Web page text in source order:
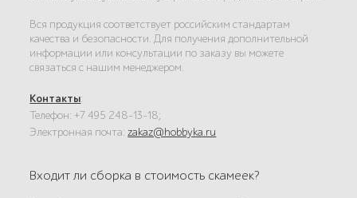
Вся продукция соответствует российским стандартам
качества и безопасности. Для получения дополнительной
информации или консультации по заказу вы можете
связаться с нашим менеджером.
Контакты:
Телефон: +7 495 248-13-18;
Электронная почта:zakaz@hobbyka.ru
Входит ли сборка в стоимость скамеек?